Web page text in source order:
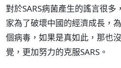
對於SARS病菌產生的謠言很
家為了破壞中國的經濟成長，
個病毒，如果是真如此，那也
覺，更加努力的克服SARS。